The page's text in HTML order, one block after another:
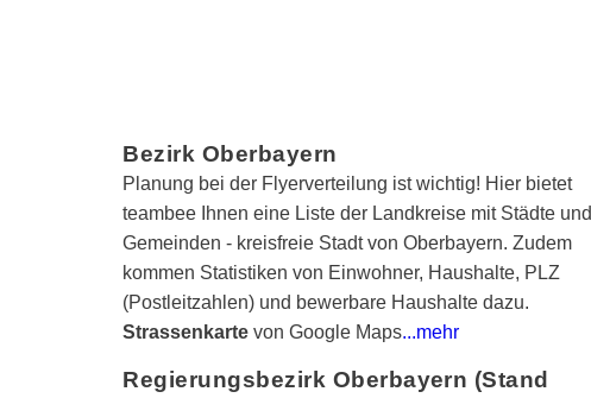
Bezirk Oberbayern
Planung bei der Flyerverteilung ist wichtig! Hier bietet
teambee Ihnen eine Liste der Landkreise mit Städte und
Gemeinden - kreisfreie Stadt von Oberbayern. Zudem
kommen Statistiken von Einwohner, Haushalte, PLZ
(Postleitzahlen) und bewerbare Haushalte dazu.
Strassenkarte von Google Maps...mehr
Regierungsbezirk Oberbayern (Stand